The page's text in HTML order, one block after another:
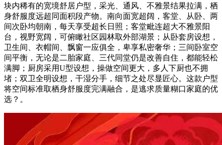
块内稀有的宽境舒居户型，采光、通风、不雅景结果拉满，栖
身舒服度远超同面积段产物。南向面宽超阔，客堂、从卧、两
间次卧均朝南，每天享受超长日照；客堂毗连超大不雅景阳
台，视野宽阔，可俯瞰社区园林取外部湖景；从卧套房设想，
卫生间、衣帽间、飘窗一应俱全，卑享私密奢华；三间卧室空
间平衡，无论是二胎家庭、三代同堂仍是改善自住，都能轻松
满脚；厨房采用U型设想，操做空间更大，多人下厨也不拥
堵；双卫全明设想，干湿分手，细节之处尽显匠心。这款户型
将空间标准取栖身舒服度完满融合，是逃求质量糊口家庭的优
选？。